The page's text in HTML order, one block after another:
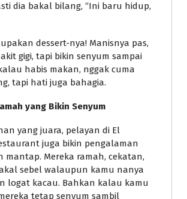
dia bakal bilang, “Ini baru hidup,
dessert-nya! Manisnya pas,
gigi, tapi bikin senyum sampai
habis makan, nggak cuma
tapi hati juga bahagia.
yang Bikin Senyum
yang juara, pelayan di El
juga bikin pengalaman
mantap. Mereka ramah, cekatan,
sebel walaupun kamu nanya
logat kacau. Bahkan kalau kamu
tetap senyum sambil